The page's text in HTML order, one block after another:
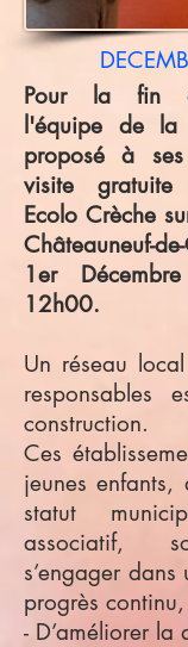
Pour la fin
l'équipe de la
proposé à
visite gratuite
Ecolo Crèche
Châteauneuf-
1er
12h00.
Un réseau
responsables
construction.
Ces
jeunes enfants,
statut
associatif,
s’engager
progrès
- D’améliorer